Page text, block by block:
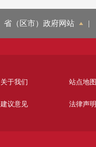
省（区市）政府网站 |
关于我们 站点地图
建议意见 法律声明